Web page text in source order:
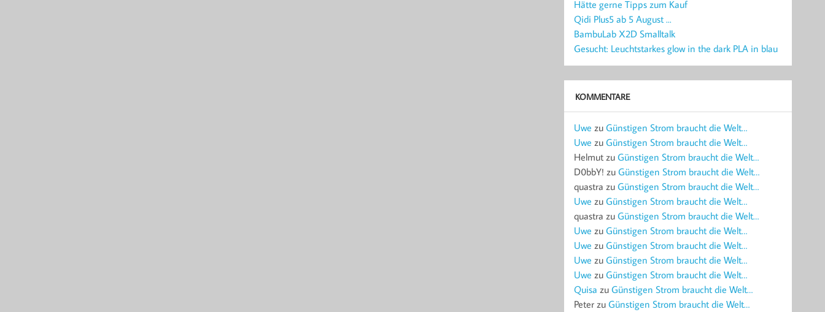
Hätte gerne Tipps zum Kauf
Qidi Plus5 ab 5 August ...
BambuLab X2D Smalltalk
Gesucht: Leuchtstarkes glow in the dark PLA in blau
KOMMENTARE
Uwe zuGünstigen Strom braucht die Welt…
Uwe zuGünstigen Strom braucht die Welt…
Helmut zuGünstigen Strom braucht die Welt…
D0bbY! zuGünstigen Strom braucht die Welt…
quastra zuGünstigen Strom braucht die Welt…
Uwe zuGünstigen Strom braucht die Welt…
quastra zuGünstigen Strom braucht die Welt…
Uwe zuGünstigen Strom braucht die Welt…
Uwe zuGünstigen Strom braucht die Welt…
Uwe zuGünstigen Strom braucht die Welt…
Uwe zuGünstigen Strom braucht die Welt…
Quisa zuGünstigen Strom braucht die Welt…
Peter zuGünstigen Strom braucht die Welt…